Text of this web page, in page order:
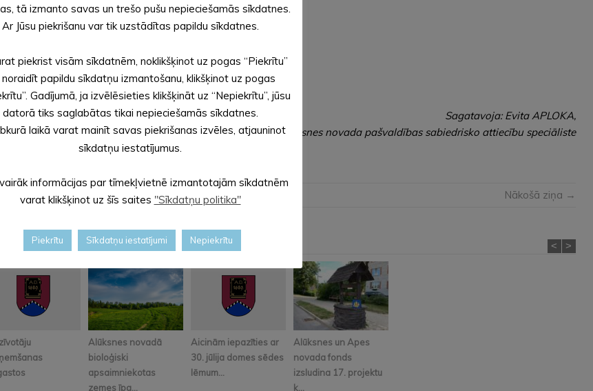
ar ģimeni un bērniem),
Sagatavoja: Evita APLOKA,
Alūksnes novada pašvaldības sabiedrisko attiecību speciāliste
Nākošā ziņa →
Alūksnes novadā
bioloģiski
apsaimniekotas
zemes īpa...
Aicinām iepazīties ar
30. jūlija domes sēdes
lēmum...
Alūksnes un Apes
novada fonds
izsludina 17. projektu
k...
< >
tā izmanto savas un trešo pušu nepieciešamās sīkdatnes.
Ar Jūsu piekrišanu var tik uzstādītas papildu sīkdatnes.
piekrist visām sīkdatnēm, noklikšķinot uz pogas “Piekrītu”
papildu sīkdatņu izmantošanu, klikšķinot uz pogas
Gadījumā, ja izvēlēsieties klikšķināt uz “Nepiekrītu”, jūsu
datorā tiks saglabātas tikai nepieciešamās sīkdatnes.
laikā varat mainīt savas piekrišanas izvēles, atjauninot
sīkdatņu iestatījumus.
informācijas par tīmekļvietnē izmantotajām sīkdatnēm
varat klikšķinot uz šīs saites "Sīkdatņu politika"
Piekrītu Sīkdatņu iestatījumi Nepiekrītu